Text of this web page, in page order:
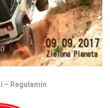
– Regulamin